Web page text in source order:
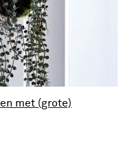
met (grote)